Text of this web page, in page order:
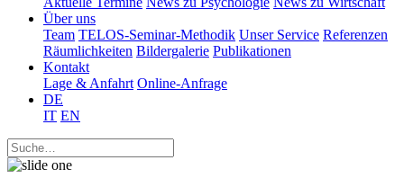
Über uns
Team TELOS-Seminar-Methodik Unser Service Referenzen
Räumlichkeiten Bildergalerie Publikationen
Kontakt
Lage & Anfahrt Online-Anfrage
DE
IT EN